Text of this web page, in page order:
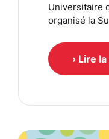
Universitaire
organisé la
› Lire